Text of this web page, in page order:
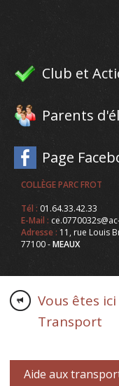
Club et
Parents
Page
COLLÈGE PARC FROT
Tél : 01.64.33.42.33
E-Mail :
Adresse : 11, rue Louis
77100 -MEAUX
Vous êtes ici
Transport
Aide aux